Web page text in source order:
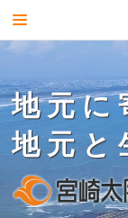
地元
地元と